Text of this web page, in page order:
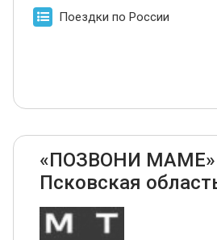
Поездки по России
«ПОЗВОНИ
Псковская